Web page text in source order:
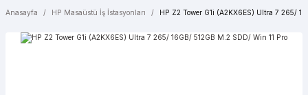
Anasayfa HP Masaüstü İş İstasyonları HP Z2 Tower G1i (A2KX6ES) Ultra 7 265/